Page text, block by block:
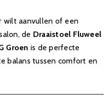
wilt aanvullen of een
de Draaistoel Fluweel
Groen is de perfecte
balans tussen comfort en